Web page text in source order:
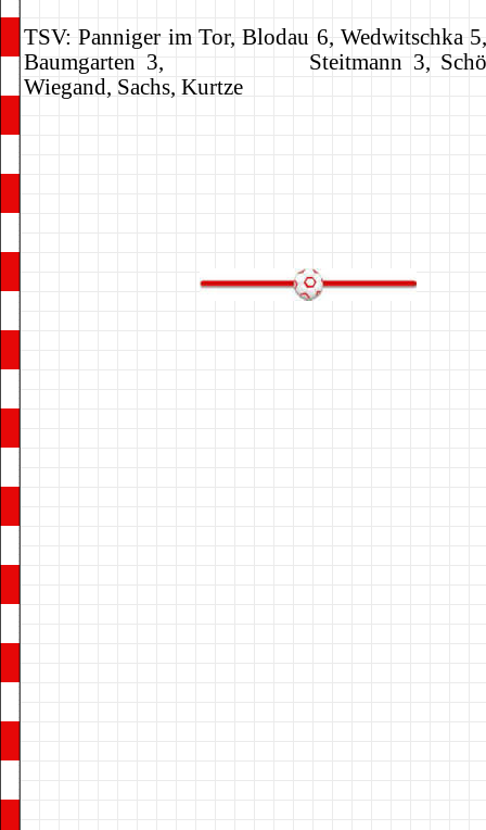
TSV: Panniger im Tor, Blodau 6, Wedwitschka
Baumgarten 3, Steitmann 3,
Wiegand, Sachs, Kurtze